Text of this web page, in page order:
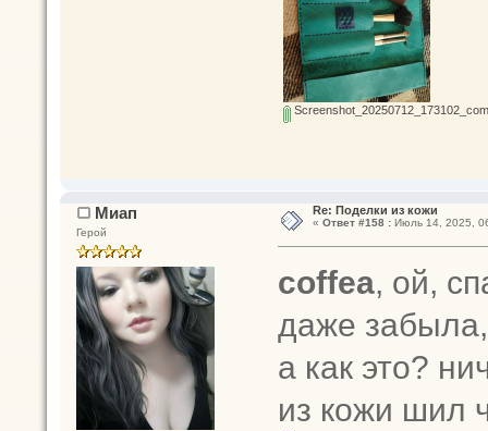
Миап
Герой
Re: Поделки из кожи
« Ответ #158 :Июль 14, 2025,
coffea, ой,
даже
а как это?
из кожи шил